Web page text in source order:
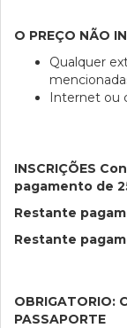
O PREÇO NÃO
Qualquer
Internet ou
INSCRIÇÕES
pagamento de
Restante
Restante
OBRIGATORIO:
PASSAPORTE